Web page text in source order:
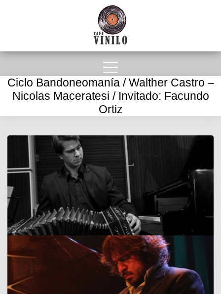
Ciclo Bandoneomanía / Walther Castro –
Nicolas Maceratesi / Invitado: Facundo
Ortiz